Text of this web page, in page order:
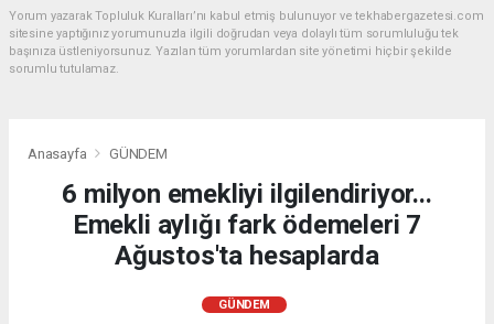
Yorum yazarak Topluluk Kuralları’nı kabul etmiş bulunuyor ve tekhabergazetesi.com
sitesine yaptığınız yorumunuzla ilgili doğrudan veya dolaylı tüm sorumluluğu tek
başınıza üstleniyorsunuz. Yazılan tüm yorumlardan site yönetimi hiçbir şekilde
sorumlu tutulamaz.
Anasayfa GÜNDEM
6 milyon emekliyi ilgilendiriyor...
Emekli aylığı fark ödemeleri 7
Ağustos'ta hesaplarda
GÜNDEM